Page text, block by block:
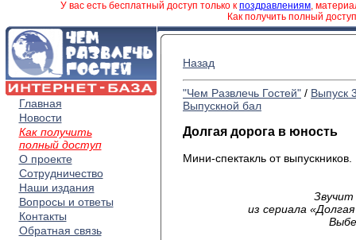
У вас есть бесплатный доступ только к поздравлениям,
Как получить полный
Главная
Новости
Как получить
полный доступ
О проекте
Сотрудничество
Наши издания
Вопросы и ответы
Контакты
Обратная связь
Назад
"Чем Развлечь Гостей" / Выпуск
Выпускной бал
Долгая дорога в юность
Мини-спектакль от выпускников.
Звучит
из сериала